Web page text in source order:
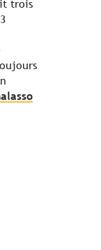
trois